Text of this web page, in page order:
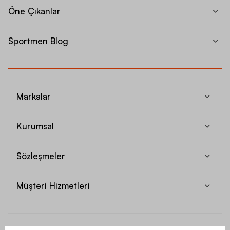
Öne Çıkanlar
Sportmen Blog
Markalar
Kurumsal
Sözleşmeler
Müşteri Hizmetleri